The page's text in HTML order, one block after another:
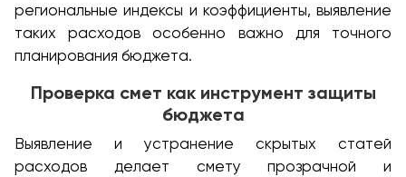
региональные индексы и коэффициенты, выявление
таких расходов особенно важно для точного
планирования бюджета.
Проверка смет как инструмент защиты
бюджета
Выявление и устранение скрытых статей
расходов делает смету прозрачной и